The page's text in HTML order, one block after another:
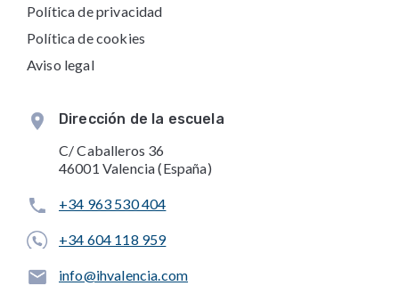
Política de privacidad
Política de cookies
Aviso legal
Dirección de la escuela
C/ Caballeros 36
46001 Valencia (España)
+34 963 530 404
+34 604 118 959
info@ihvalencia.com